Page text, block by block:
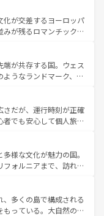
なるスペインはその個
を魅了する。 なお、新着のスペイン情報は コ
麗な宮殿、歴史的な大
な自然が、訪れる者を心
美食の国としても知ら
ンス、プロヴァンスの
楽しみ方が可能だ。さ
れており、どの街角に
く異なる文化を体験で
ランス情報はコンテンツ一覧
化が交差するヨーロッパ
が残るロマンチック街
飽きることがない。ベ
のアルプスの絶景、そ
た風景は必見。ビール
なお、新着の
照してほしい。
が共存する国。ウェス
うなランドマーク、歴
、優雅なアフタヌーン
い英国パブ、サッカー観
も豊富。イギリスを旅
さだが、運行時刻が正確
でも安心して個人旅行
ならではのユニークな
なく町歩きも満喫する
め物価も高いが、旅行
きる。 なお、新
を参照してほしい。
様な文化が魅力の国。
ォルニアまで、訪れる
ピング、エンターテイ
トだ。一方、アメリカ
ドキャニオンやイエロー
多くの島で構成される
っている。大自然の神